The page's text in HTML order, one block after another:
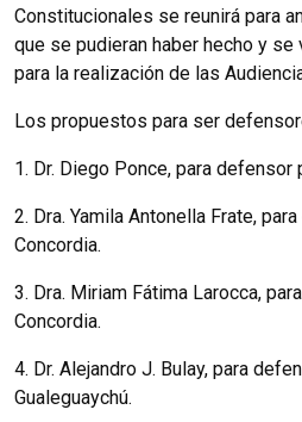
Constitucionales se reunirá para
que se pudieran haber hecho y
para la realización de las
Los propuestos para ser
1. Dr. Diego Ponce, para defensor
2. Dra. Yamila Antonella Frate,
Concordia.
3. Dra. Miriam Fátima Larocca,
Concordia.
4. Dr. Alejandro J. Bulay, para
Gualeguaychú.